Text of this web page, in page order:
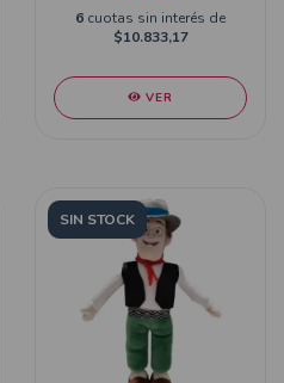
6 cuotas sin interés de
$10.833,17
VER
SIN STOCK